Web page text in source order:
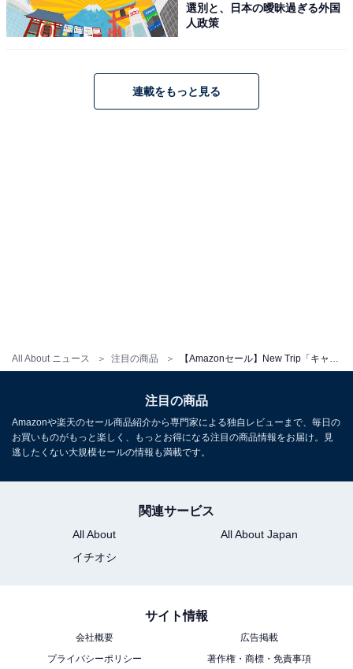
All About ニュース 注目の商品
[New Trip] スーツケース ストッパー付き キャリーケース
キャリーバック 耐衝撃 大型 軽量 Mサイズ 60L 4～7泊 ブ
[New Trip] スーツケース キャリーケース 機内持ち込み 軽
量 大型 S/M/Lサイズ キャリーバッグ 耐衝撃 大容量 ファ
行 ビジネス 出張 (ホワイト、Sサイズ/機内持ち込み：1～
Amazonで見る
選別と、日本の曖昧過ぎる外国
人政策
連載をもっと見る
注目の商品
Amazonや楽天のセール商品紹介から専門家による独自レビューまで、毎日の
お買いものがもっと楽しく、もっとお得になる注目の商品情報をお届け。見
逃したくない大規模セールの情報も満載です。
関連サービス
All About
All About Japan
イチオシ
サイト情報
会社概要
広告掲載
プライバシーポリシー
著作権・商標・免責事項